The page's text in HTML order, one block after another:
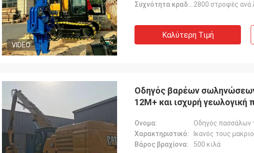
VIDEO
Συχνότητα κραδασμών: 2800 στροφές ανά
Καλύτερη Τιμή
Οδηγός βαρέων
12M+ και ισχυρή
Ονομα:
Οδηγός πασσάλων
Χαρακτηριστικό:
Ικανός τους
Βάρος βραχίονα:
500 κιλά